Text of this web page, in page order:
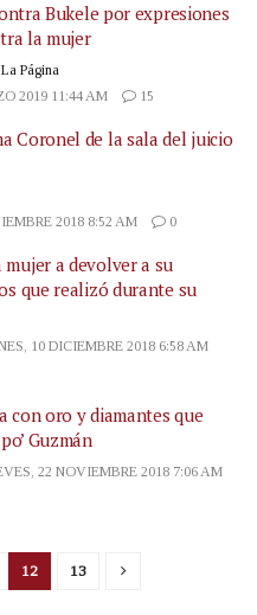
Bukele por expresiones
la mujer
Página
2019 11:44 AM
15
Coronel de la sala del juicio
2018 8:52 AM
0
mujer a devolver a su
que realizó durante su
10 DICIEMBRE 2018 6:58 AM
con oro y diamantes que
Guzmán
22 NOVIEMBRE 2018 7:06 AM
12 13